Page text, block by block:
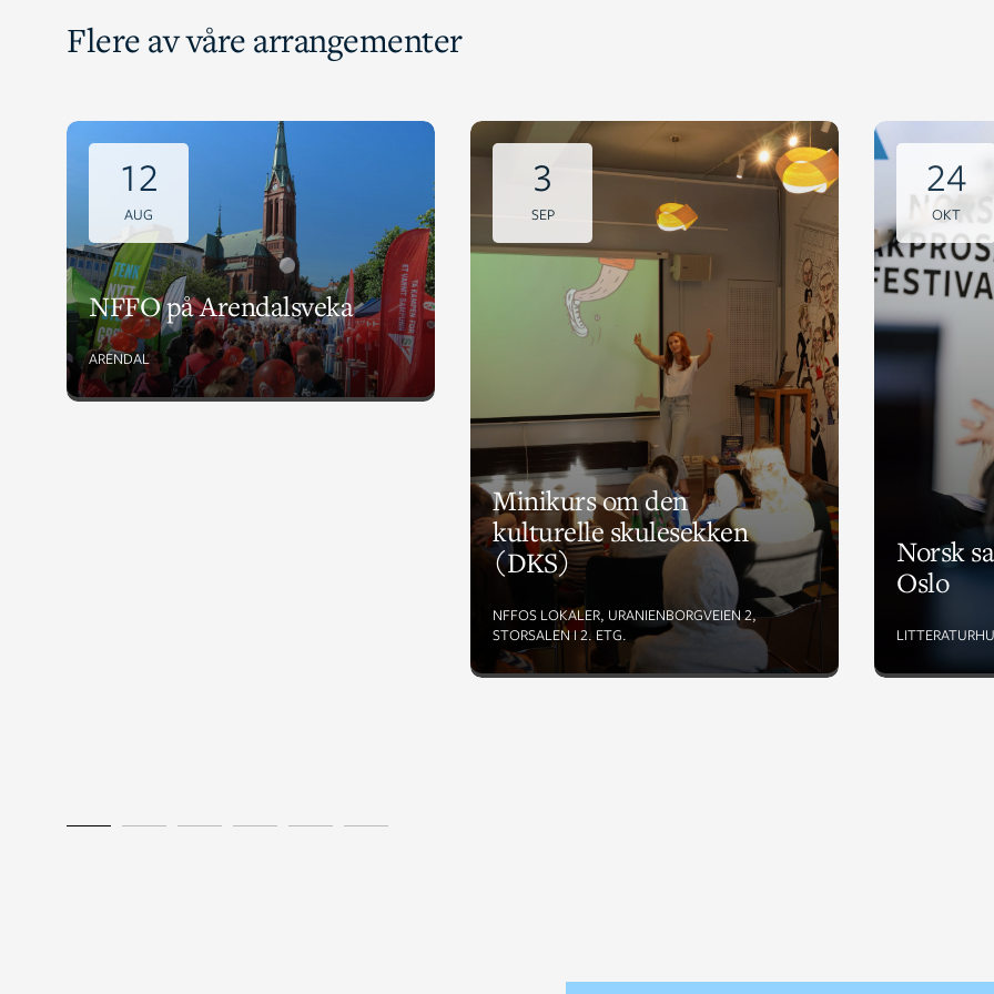
Flere av våre arrangementer
12
AUG
NFFO på Arendalsveka
ARENDAL
3
SEP
Minikurs om den
kulturelle skulesekken
(DKS)
NFFOS LOKALER, URANIENBORGVEIEN 2,
STORSALEN I 2. ETG.
24
OKT
Norsk
Oslo